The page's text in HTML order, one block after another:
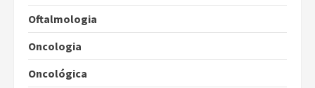
Oftalmologia
Oncologia
Oncológica